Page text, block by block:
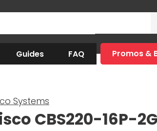
Guides FAQ Promos &
Systems
CBS220-16P-2G